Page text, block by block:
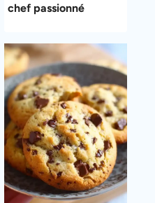
chef passionné